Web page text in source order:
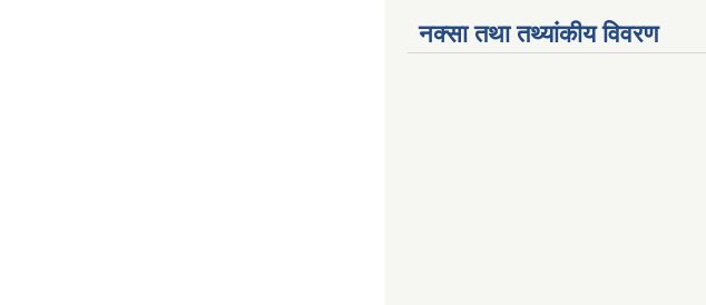
नक्सा तथा तथ्यांकीय विवरण